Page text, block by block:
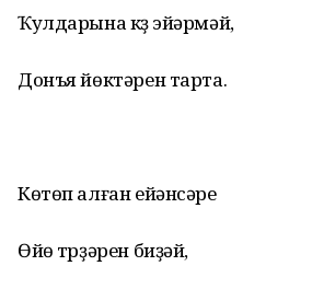
Ҡулдарына күҙ эйәрмәй,
Донъя йөктәрен тарта.
Көтөп алған ейәнсәре
Өйө түрҙәрен биҙәй,